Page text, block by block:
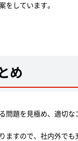
をしています。
め
題を見極め、適切な
すので、社内外でも